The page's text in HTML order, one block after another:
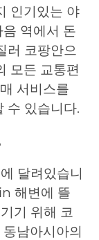
인기있는 야
역에서 돈
러 코팡안으
모든 교통편
서비스를
수 있습니다.
달려있습니
해변에 뜰
기 위해 코
남아시아의